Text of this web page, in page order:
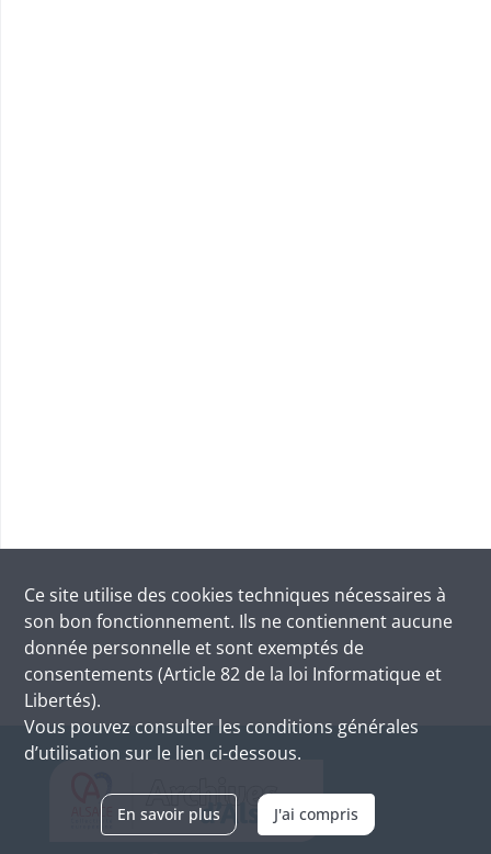
Ce site utilise des cookies techniques nécessaires à
son bon fonctionnement. Ils ne contiennent aucune
donnée personnelle et sont exemptés de
consentements (Article 82 de la loi Informatique et
Libertés).
Vous pouvez consulter les conditions générales
d’utilisation sur le lien ci-dessous.
En savoir plus J'ai compris